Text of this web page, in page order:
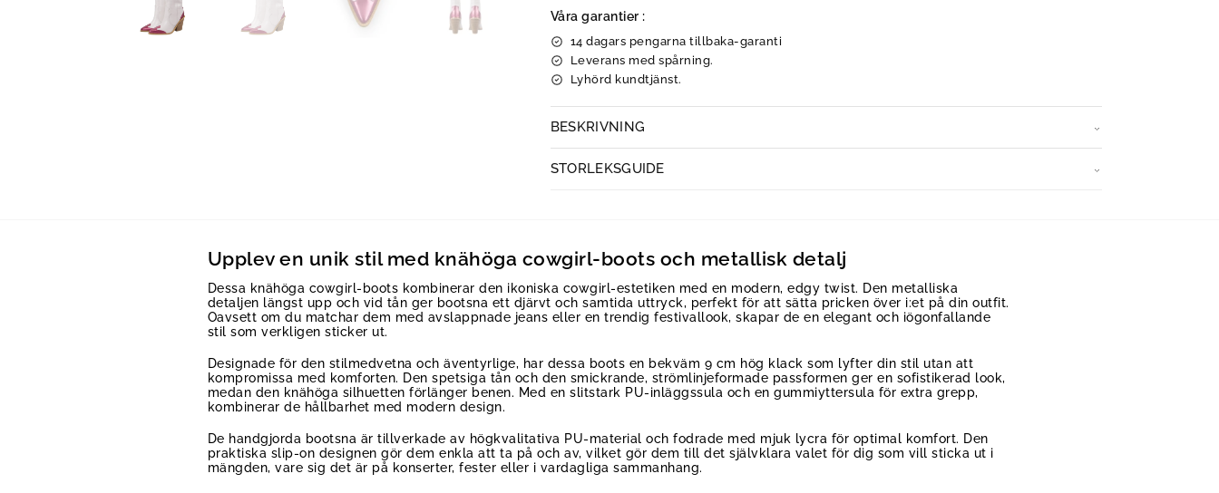
Våra garantier :
14 dagars pengarna tillbaka-garanti
Leverans med spårning.
Lyhörd kundtjänst.
BESKRIVNING
STORLEKSGUIDE
Upplev en unik stil med knähöga cowgirl-boots och metallisk detalj
Dessa knähöga cowgirl-boots kombinerar den ikoniska cowgirl-estetiken med en modern, edgy twist. Den metalliska
detaljen längst upp och vid tån ger bootsna ett djärvt och samtida uttryck, perfekt för att sätta pricken över i:et på din outfit.
Oavsett om du matchar dem med avslappnade jeans eller en trendig festivallook, skapar de en elegant och iögonfallande
stil som verkligen sticker ut.
Designade för den stilmedvetna och äventyrlige, har dessa boots en bekväm 9 cm hög klack som lyfter din stil utan att
kompromissa med komforten. Den spetsiga tån och den smickrande, strömlinjeformade passformen ger en sofistikerad look,
medan den knähöga silhuetten förlänger benen. Med en slitstark PU-inläggssula och en gummiyttersula för extra grepp,
kombinerar de hållbarhet med modern design.
De handgjorda bootsna är tillverkade av högkvalitativa PU-material och fodrade med mjuk lycra för optimal komfort. Den
praktiska slip-on designen gör dem enkla att ta på och av, vilket gör dem till det självklara valet för dig som vill sticka ut i
mängden, vare sig det är på konserter, fester eller i vardagliga sammanhang.